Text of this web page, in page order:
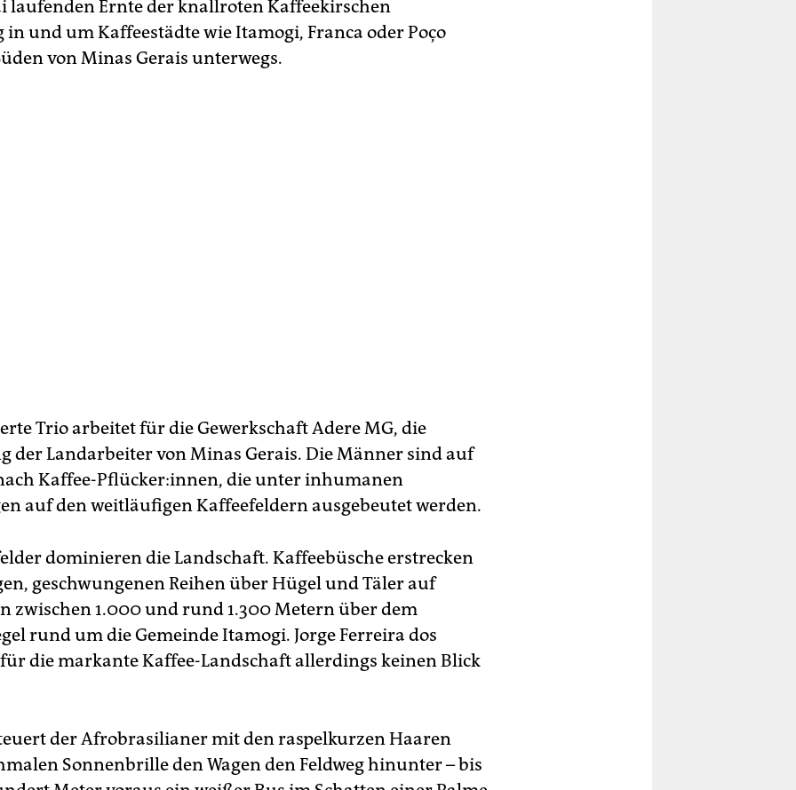
laufenden Ernte der knallroten Kaffee­kirschen
und um Kaffeestädte wie Itamogi, Franca oder Poço
von Minas Gerais unterwegs.
Trio arbeitet für die Gewerkschaft Adere MG, die
der Landarbeiter von Minas Gerais. Die Männer sind auf
Kaffee-Pflücker:innen, die unter inhumanen
auf den weitläufigen Kaffeefeldern ausgebeutet werden.
dominieren die Landschaft. Kaffeebüsche erstrecken
geschwungenen Reihen über Hügel und Täler auf
zwischen 1.000 und rund 1.300 Metern über dem
rund um die Gemeinde Itamogi. Jorge Ferreira dos
die markante Kaffee-Landschaft allerdings keinen Blick
der Afrobrasilianer mit den raspelkurzen Haaren
Sonnenbrille den Wagen den Feldweg hinunter – bis